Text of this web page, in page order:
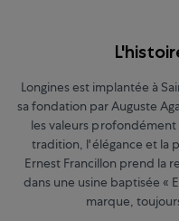
Longines est implantée à
sa fondation par Auguste
les valeurs
tradition, l'élégance et la
Ernest Francillon prend la
dans une usine baptisée «
marque,